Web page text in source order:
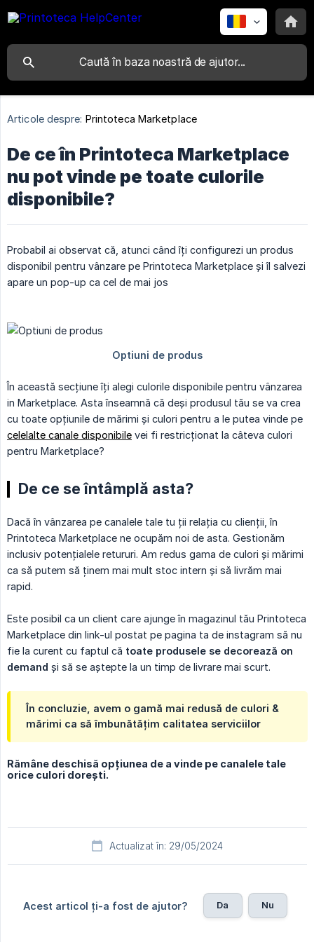
Articole despre: Printoteca Marketplace
De ce în Printoteca Marketplace
nu pot vinde pe toate culorile
disponibile?
Probabil ai observat că, atunci când îți configurezi un produs
disponibil pentru vânzare pe Printoteca Marketplace și îl salvezi
apare un pop-up ca cel de mai jos
În această secțiune îți alegi culorile disponibile pentru vânzarea
in Marketplace. Asta înseamnă că deși produsul tău se va crea
cu toate opțiunile de mărimi și culori pentru a le putea vinde pe
celelalte canale disponibile vei fi restricționat la câteva culori
pentru Marketplace?
De ce se întâmplă asta?
Dacă în vânzarea pe canalele tale tu ții relația cu clienții, în
Printoteca Marketplace ne ocupăm noi de asta. Gestionăm
inclusiv potențialele retururi. Am redus gama de culori și mărimi
ca să putem să ținem mai mult stoc intern și să livrăm mai
rapid.
Este posibil ca un client care ajunge în magazinul tău Printoteca
Marketplace din link-ul postat pe pagina ta de instagram să nu
fie la curent cu faptul că toate produsele se decorează on
demand și să se aștepte la un timp de livrare mai scurt.
În concluzie, avem o gamă mai redusă de culori &
mărimi ca să îmbunătățim calitatea serviciilor
Rămâne deschisă opțiunea de a vinde pe canalele tale
orice culori dorești.
Actualizat în: 29/05/2024
Acest articol ți-a fost de ajutor? Da Nu